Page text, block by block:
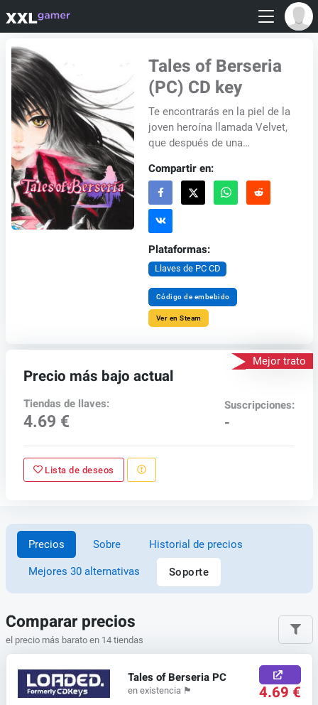
Tales of Berseria
(PC) CD key
Te encontrarás en la piel de la
joven heroína llamada Velvet,
que después de una
impulsada por sus
emociones, en un viaje de...
Compartir en:
Plataformas:
Llaves de PC CD
Código de embebido
Ver en Steam
Mejor trato
Precio más bajo actual
Tiendas de llaves:
4.69 €
Suscripciones:
-
Lista de deseos
Precios Sobre Historial de precios
Mejores 30 alternativas Soporte
Comparar precios
el precio más barato en 14 tiendas
Tales of Berseria PC
en existencia 🏴 4.69 €